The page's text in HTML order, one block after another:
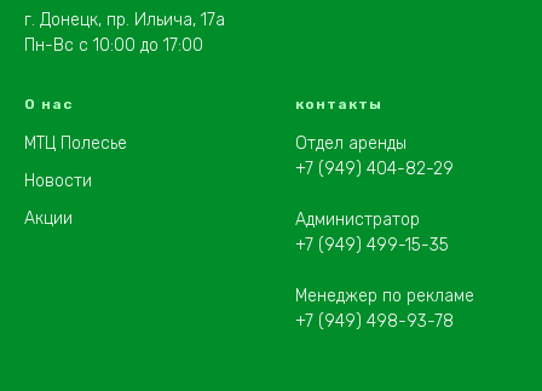
г. Донецк, пр. Ильича, 17а
Пн-Вс с 10:00 до 17:00
О нас
МТЦ Полесье
Новости
Акции
контакты
Отдел аренды
+7 (949) 404-82-29
Администратор
+7 (949) 499-15-35
Менеджер по рекламе
+7 (949) 498-93-78